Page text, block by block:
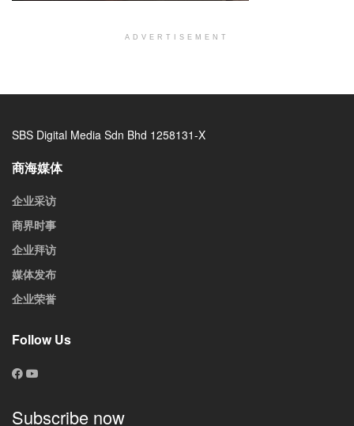
ADVERTISEMENT
SBS Digital Media Sdn Bhd 1258131-X
商海媒体
企业采访
商界时事
企业拜访
媒体发布
企业荣誉
Follow Us
Subscribe now